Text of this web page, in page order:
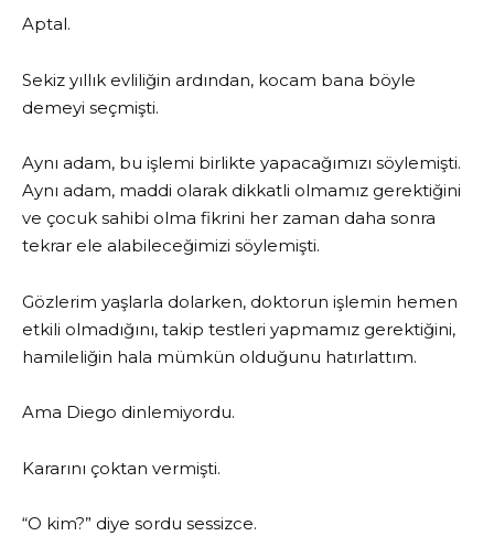
Aptal.
Sekiz yıllık evliliğin ardından, kocam bana böyle
demeyi seçmişti.
Aynı adam, bu işlemi birlikte yapacağımızı söylemişti.
Aynı adam, maddi olarak dikkatli olmamız gerektiğini
ve çocuk sahibi olma fikrini her zaman daha sonra
tekrar ele alabileceğimizi söylemişti.
Gözlerim yaşlarla dolarken, doktorun işlemin hemen
etkili olmadığını, takip testleri yapmamız gerektiğini,
hamileliğin hala mümkün olduğunu hatırlattım.
Ama Diego dinlemiyordu.
Kararını çoktan vermişti.
“O kim?” diye sordu sessizce.